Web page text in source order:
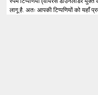
लागू है. अतः आपकी टिप्पणियों को यहाँ